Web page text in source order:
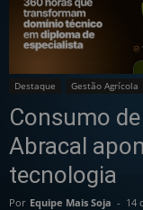
Destaque Gestão Agrícola
Consumo
Abracal
tecnologia
Por Equipe Mais Soja - 14